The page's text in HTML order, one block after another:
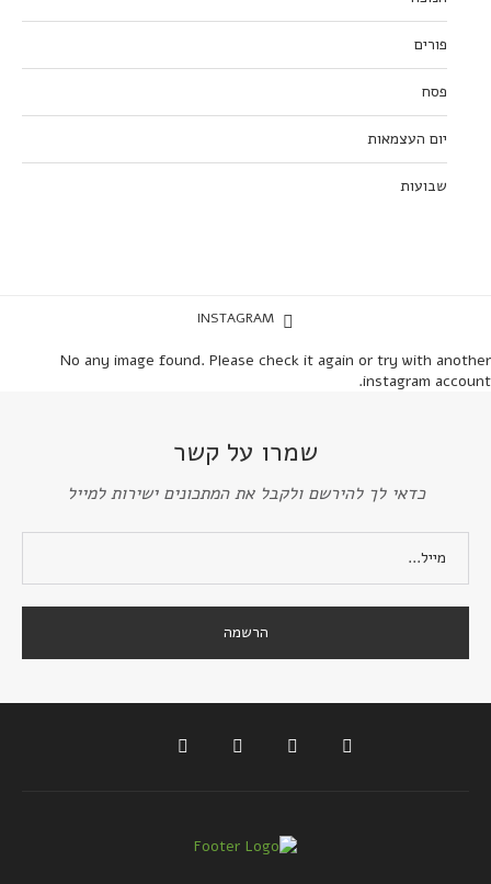
פורים
פסח
יום העצמאות
שבועות
INSTAGRAM
No any image found. Please check it again or try with another
instagram account.
שמרו על קשר
כדאי לך להירשם ולקבל את המתכונים ישירות למייל